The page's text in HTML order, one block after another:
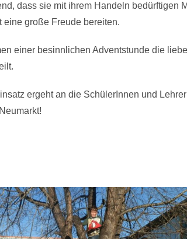
dass sie mit ihrem Handeln bedürftigen
große Freude bereiten.
einer besinnlichen Adventstunde die
ergeht an die SchülerInnen und